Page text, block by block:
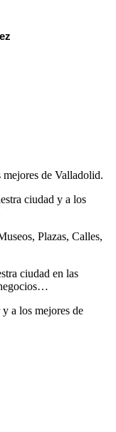
de Valladolid.
ciudad y a los
Plazas, Calles,
ciudad en las
a los mejores de